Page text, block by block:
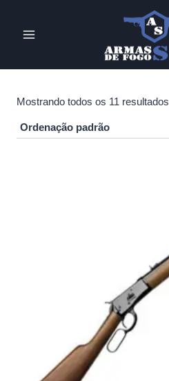
Mostrando todos os 11 resultados